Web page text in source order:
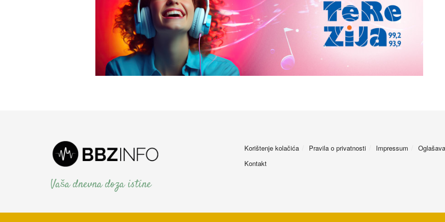
Vaša dnevna doza istine
Korištenje kolačića Pravila o privatnosti Impressum
Kontakt